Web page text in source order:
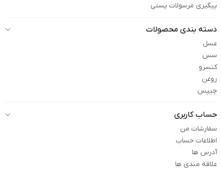
پیگیری مرسولات پستی
دسته بندی محصولات
عسل
سس
کنسرو
روغن
چیپس
حساب کاربری
سفارشات من
اطلاعات حساب
آدرس ها
علاقه مندی ها